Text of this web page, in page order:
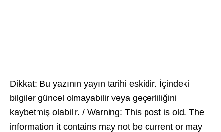
Dikkat: Bu yazının yayın tarihi eskidir. İçindeki
bilgiler güncel olmayabilir veya geçerliliğini
kaybetmiş olabilir. / Warning: This post is old. The
information it contains may not be current or may